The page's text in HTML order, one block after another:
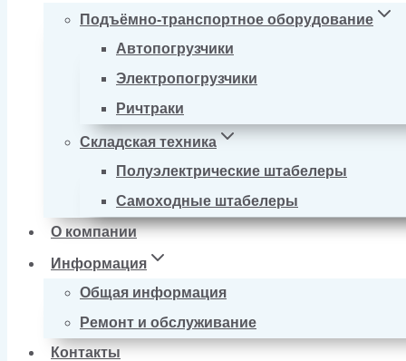
Подъёмно-транспортное оборудование
Автопогрузчики
Электропогрузчики
Ричтраки
Складская техника
Полуэлектрические штабелеры
Самоходные штабелеры
О компании
Информация
Общая информация
Ремонт и обслуживание
Контакты